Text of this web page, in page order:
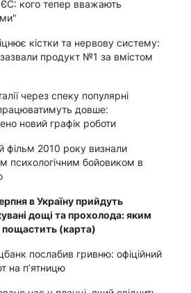
кого тепер вважають
кістки та нервову систему:
зазвали продукт №1 за вмістом
через спеку популярні
довше:
новий графік роботи
фільм 2010 року визнали
психологічним бойовиком в
в Україну прийдуть
дощі та прохолода: яким
(карта)
послабив гривню: офіційний
на п’ятницю